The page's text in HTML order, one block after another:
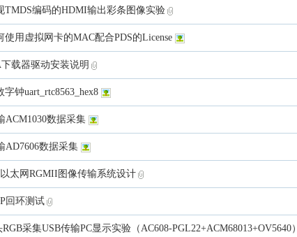
TMDS编码的HDMI输出彩条图像实验
使用虚拟网卡的MAC配合PDS的License
载器驱动安装说明
字钟uart_rtc8563_hex8
ACM1030数据采集
AD7606数据采集
太网RGMII图像传输系统设计
回环测试
采集USB传输PC显示实验（AC608-PGL22+ACM68013+OV5640）